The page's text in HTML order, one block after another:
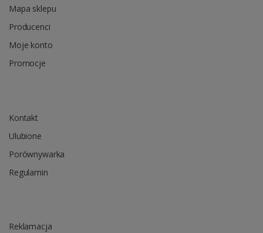
Mapa sklepu
Producenci
Moje konto
Promocje
Kontakt
Ulubione
Porównywarka
Regulamin
Reklamacja